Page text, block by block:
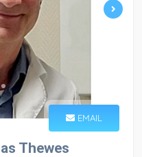
EMAIL
Thewes